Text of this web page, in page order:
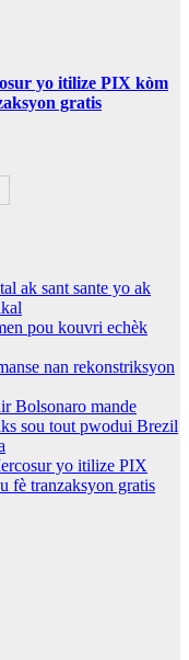
yo itilize PIX kòm
gratis
ak sant sante yo ak
pou kouvri echèk
nan rekonstriksyon
Bolsonaro mande
sou tout pwodui Brezil
yo itilize PIX
fè tranzaksyon gratis